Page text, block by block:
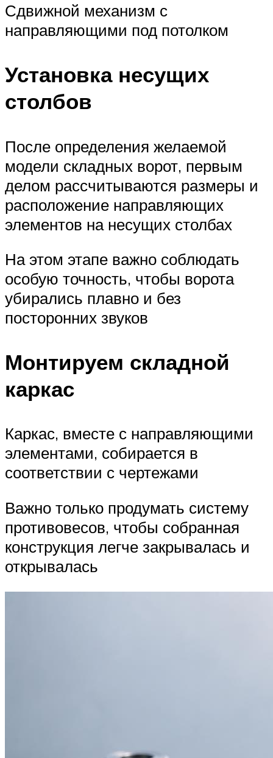
Сдвижной механизм с
направляющими под потолком
Установка несущих
столбов
После определения желаемой
модели складных ворот, первым
делом рассчитываются размеры и
расположение направляющих
элементов на несущих столбах
На этом этапе важно соблюдать
особую точность, чтобы ворота
убирались плавно и без
посторонних звуков
Монтируем складной
каркас
Каркас, вместе с направляющими
элементами, собирается в
соответствии с чертежами
Важно только продумать систему
противовесов, чтобы собранная
конструкция легче закрывалась и
открывалась